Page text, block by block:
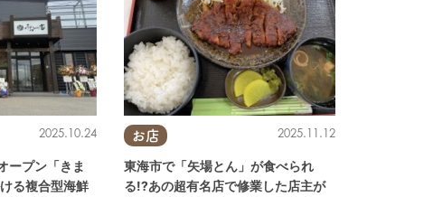
2025.10.24
ープン「きま
る複合型海鮮
お店 2025.11.12
東海市で「矢場とん」が食べられ
る!?あの超有名店で修業した店主が